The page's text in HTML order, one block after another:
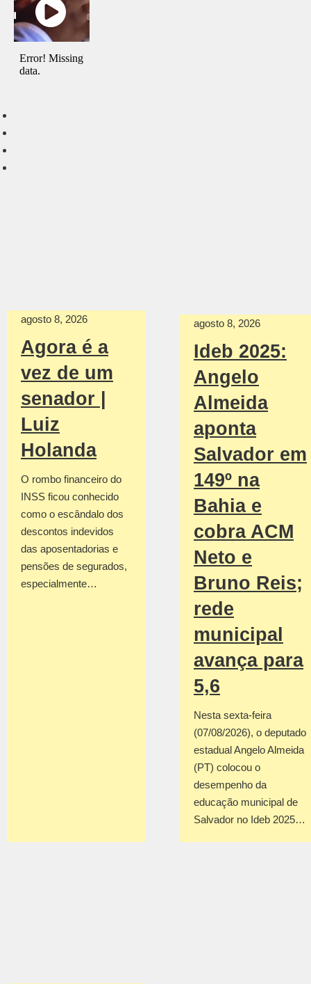
agosto 8, 2026
Agora é a
vez de um
senador |
Luiz
Holanda
O rombo financeiro do
INSS ficou conhecido
como o escândalo dos
descontos indevidos
das aposentadorias e
pensões de segurados,
especialmente…
agosto 8, 2026
Ideb 2025:
Angelo
Almeida
aponta
Salvador em
149º na
Bahia e
cobra ACM
Neto e
Bruno Reis;
rede
municipal
avança para
5,6
Nesta sexta-feira
(07/08/2026), o deputado
estadual Angelo Almeida
(PT) colocou o
desempenho da
educação municipal de
Salvador no Ideb 2025…